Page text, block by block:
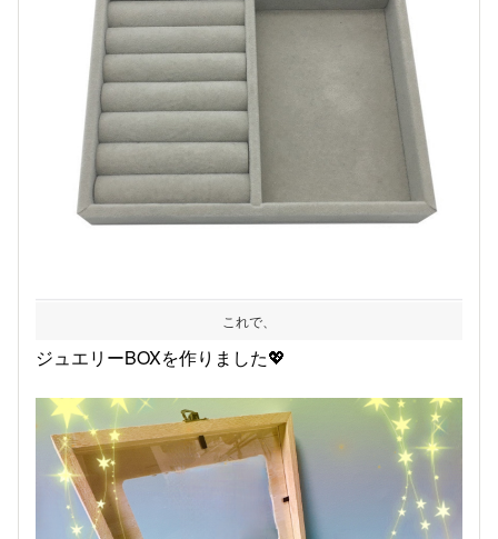
これで、
ジュエリーBOXを作りました💖